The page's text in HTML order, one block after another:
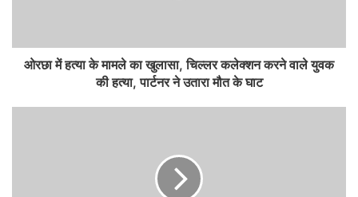
ओरछा में हत्या के मामले का खुलासा, चिल्लर कलेक्शन करने वाले युवक
की हत्या, पार्टनर ने उतारा मौत के घाट